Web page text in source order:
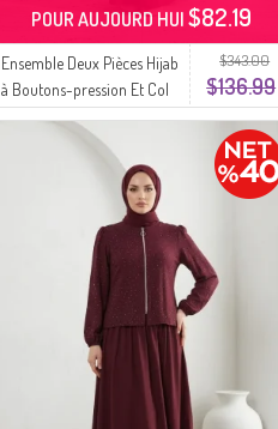
$343.00
$136.99
Ensemble Deux Pièces Hijab
à Boutons-pression Et Col
De Chemise 2281-02 Prune
POUR AUJOURD HUI$82.19